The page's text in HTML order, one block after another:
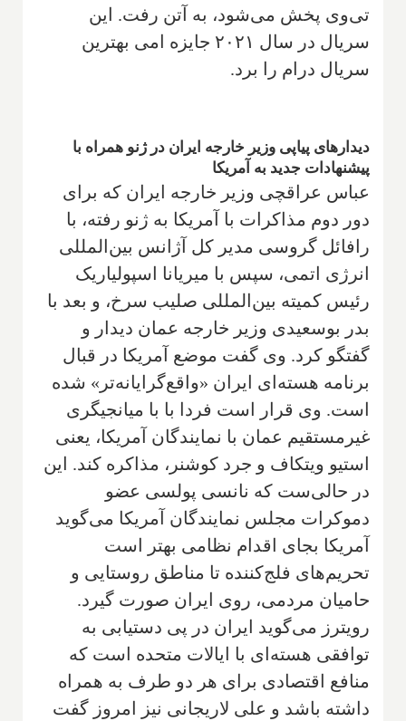
تی‌وی پخش می‌شود، به آتن رفت. این
سریال در سال ۲۰۲۱ جایزه امی بهترین
سریال درام را برد.
دیدارهای پیاپی وزیر خارجه ایران در ژنو همراه با
پیشنهادات جدید به آمریکا
عباس عراقچی وزیر خارجه ایران که برای
دور دوم مذاکرات با آمریکا به ژنو رفته، با
رافائل گروسی مدیر کل آژانس بین‌المللی
انرژی اتمی، سپس با میریانا اسپولیاریک
رئیس کمیته بین‌المللی صلیب سرخ، و بعد با
بدر بوسعیدی وزیر خارجه عمان دیدار و
گفتگو کرد. وی گفت موضع آمریکا در قبال
برنامه هسته‌ای ایران «واقع‌گرایانه‌تر» شده
است. وی قرار است فردا با با میانجیگری
غیرمستقیم عمان با نمایندگان آمریکا، یعنی
استیو ویتکاف و جرد کوشنر، مذاکره کند. این
در حالی‌ست که نانسی پولسی عضو
دموکرات مجلس نمایندگان آمریکا می‌گوید
آمریکا بجای اقدام نظامی بهتر است
تحریم‌های فلج‌کننده تا مناطق روستایی و
حامیان مردمی، روی ایران صورت گیرد.
رویترز می‌گوید ایران در پی دستیابی به
توافقی هسته‌ای با ایالات متحده است که
منافع اقتصادی برای هر دو طرف به همراه
داشته باشد و علی لاریجانی نیز امروز گفت